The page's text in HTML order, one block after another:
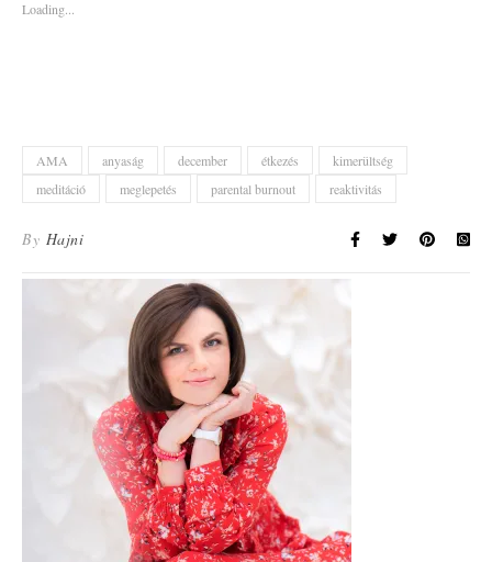
Loading...
AMA anyaság december étkezés
kimerültség
meditáció
meglepetés parental burnout reaktivitás
By Hajni